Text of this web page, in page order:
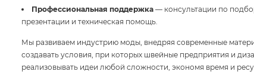
Профессиональная поддержка— консультации по
презентации и техническая помощь.
Мы развиваем индустрию моды, внедряя современные
создавать условия, при которых швейные предприятия и
реализовывать идеи любой сложности, экономя время и